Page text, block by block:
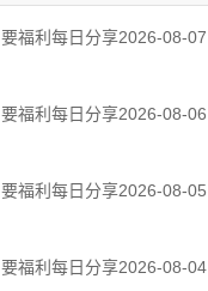
要福利每日分享2026-08-07
要福利每日分享2026-08-06
要福利每日分享2026-08-05
要福利每日分享2026-08-04